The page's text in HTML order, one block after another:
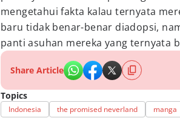
mengetahui fakta kalau ternyata
baru tidak benar-benar diadopsi,
panti asuhan mereka yang ternyata
Share Article
Topics
Indonesia the promised neverland manga